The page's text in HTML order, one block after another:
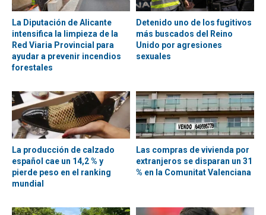
La Diputación de Alicante
intensifica la limpieza de la
Red Viaria Provincial para
ayudar a prevenir incendios
forestales
Detenido uno de los fugitivos
más buscados del Reino
Unido por agresiones
sexuales
La producción de calzado
español cae un 14,2 % y
pierde peso en el ranking
mundial
Las compras de vivienda por
extranjeros se disparan un 31
% en la Comunitat Valenciana